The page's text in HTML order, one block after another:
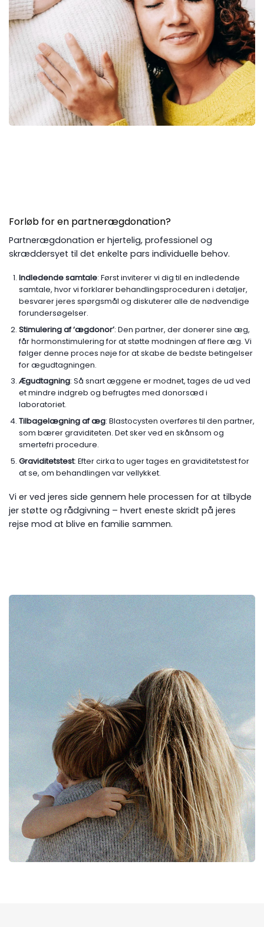
Forløb for en partnerægdonation?
Partnerægdonation er hjertelig, professionel og
skræddersyet til det enkelte pars individuelle behov.
Indledende samtale: Først inviterer vi dig til en indledende
samtale, hvor vi forklarer behandlingsproceduren i detaljer,
besvarer jeres spørgsmål og diskuterer alle de nødvendige
forundersøgelser.
Stimulering af ‘ægdonor’: Den partner, der donerer sine æg,
får hormonstimulering for at støtte modningen af flere æg. Vi
følger denne proces nøje for at skabe de bedste betingelser
for ægudtagningen.
Ægudtagning: Så snart æggene er modnet, tages de ud ved
et mindre indgreb og befrugtes med donorsæd i
laboratoriet.
Tilbagelægning af æg: Blastocysten overføres til den partner,
som bærer graviditeten. Det sker ved en skånsom og
smertefri procedure.
Graviditetstest: Efter cirka to uger tages en graviditetstest for
at se, om behandlingen var vellykket.
Vi er ved jeres side gennem hele processen for at tilbyde
jer støtte og rådgivning – hvert eneste skridt på jeres
rejse mod at blive en familie sammen.